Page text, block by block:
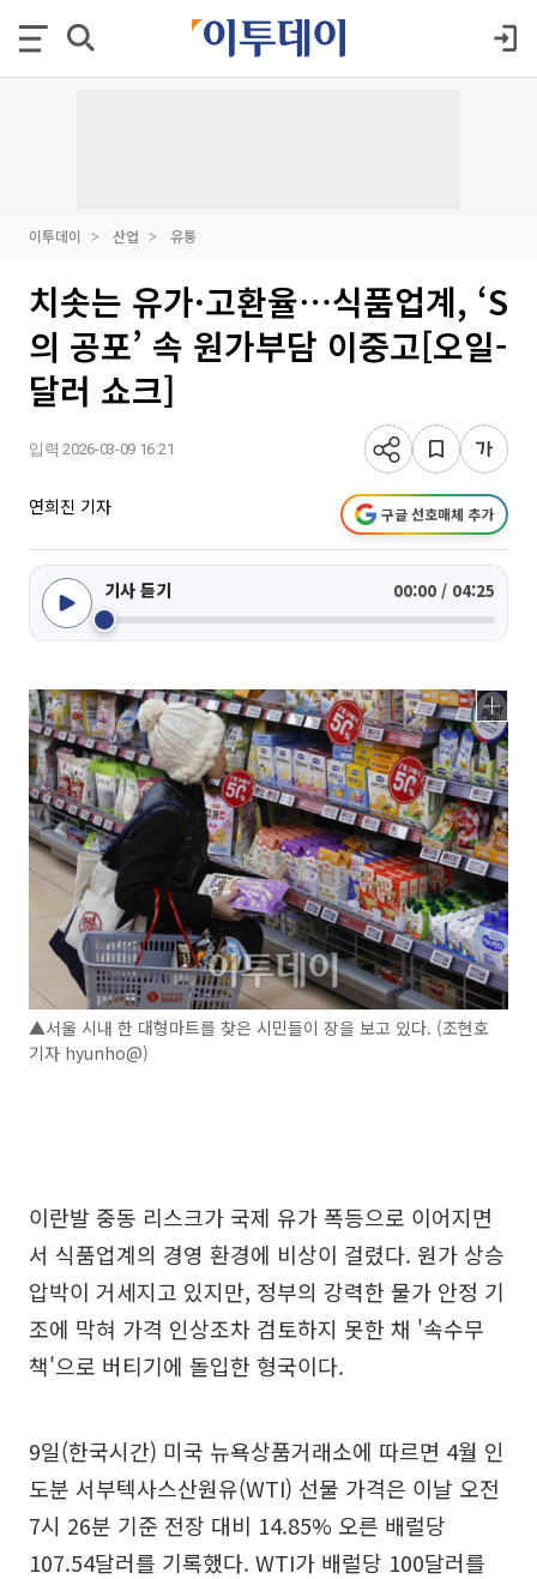
이투데이 산업 유통
치솟는 유가·고환율⋯식품업계, ‘S
의 공포’ 속 원가부담 이중고[오일-
달러 쇼크]
입력 2026-03-09 16:21
연희진 기자 구글 선호매체 추가
기사 듣기 00:00 / 04:25
▲서울 시내 한 대형마트를 찾은 시민들이 장을 보고 있다. (조현호
기자 hyunho@)
이란발 중동 리스크가 국제 유가 폭등으로 이어지면
서 식품업계의 경영 환경에 비상이 걸렸다. 원가 상승
압박이 거세지고 있지만, 정부의 강력한 물가 안정 기
조에 막혀 가격 인상조차 검토하지 못한 채 '속수무
책'으로 버티기에 돌입한 형국이다.
9일(한국시간) 미국 뉴욕상품거래소에 따르면 4월 인
도분 서부텍사스산원유(WTI) 선물 가격은 이날 오전
7시 26분 기준 전장 대비 14.85% 오른 배럴당
107.54달러를 기록했다. WTI가 배럴당 100달러를